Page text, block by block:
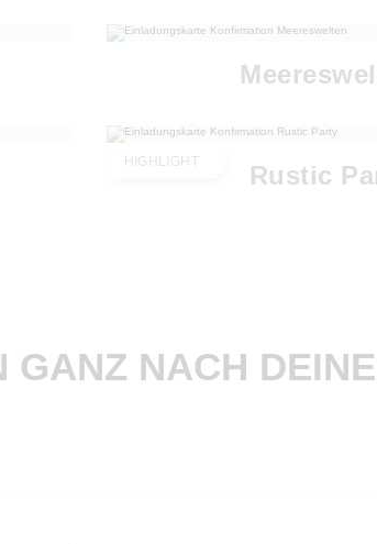
HIGHLIGHT Rustic
GANZ NACH